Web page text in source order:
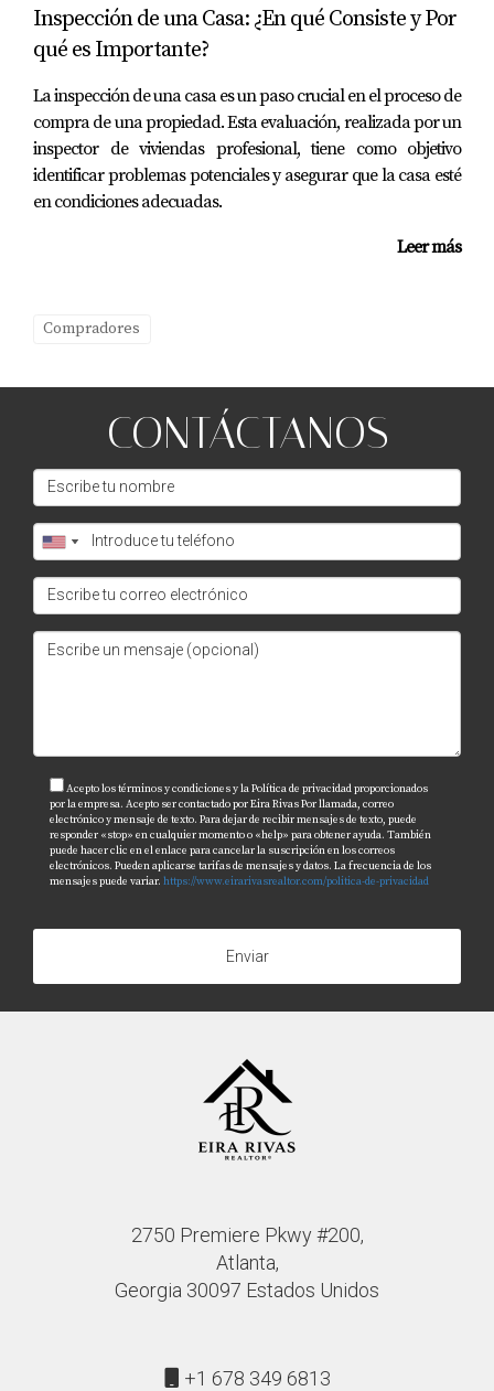
juntos haremos realidad tu sueño inmobiliario.
Llamar a Eira Rivas
Inspección de una Casa: ¿En qué Consiste y Por
qué es Importante?
La inspección de una casa es un paso crucial en el proceso de
compra de una propiedad. Esta evaluación, realizada por un
inspector de viviendas profesional, tiene como objetivo
identificar problemas potenciales y asegurar que la casa esté
en condiciones adecuadas.
Leer más
Compradores
CONTÁCTANOS
Acepto los términos y condiciones y la Política de privacidad proporcionados
por la empresa. Acepto ser contactado por Eira Rivas Por llamada, correo
electrónico y mensaje de texto. Para dejar de recibir mensajes de texto, puede
responder «stop» en cualquier momento o «help» para obtener ayuda. También
puede hacer clic en el enlace para cancelar la suscripción en los correos
electrónicos. Pueden aplicarse tarifas de mensajes y datos. La frecuencia de los
mensajes puede variar. https://www.eirarivasrealtor.com/politica-de-privacidad
Enviar
2750 Premiere Pkwy #200,
Atlanta,
Georgia 30097 Estados Unidos
+1 678 349 6813